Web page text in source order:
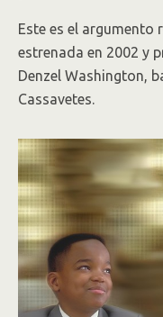
Este es el argumento
estrenada en 2002 y
Denzel Washington,
Cassavetes.